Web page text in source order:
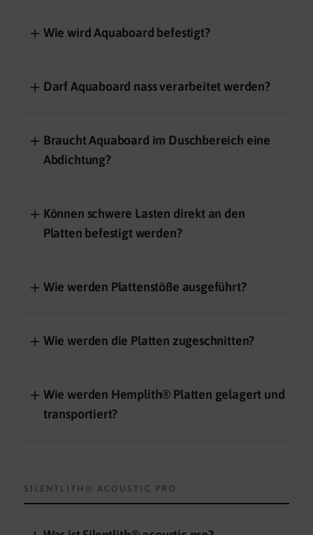
＋ Wie wird Aquaboard befestigt?
＋ Darf Aquaboard nass verarbeitet werden?
＋ Braucht Aquaboard im Duschbereich eine
Abdichtung?
＋ Können schwere Lasten direkt an den
Platten befestigt werden?
＋ Wie werden Plattenstöße ausgeführt?
＋ Wie werden die Platten zugeschnitten?
＋ Wie werden Hemplith® Platten gelagert und
transportiert?
SILENTLITH® ACOUSTIC PRO